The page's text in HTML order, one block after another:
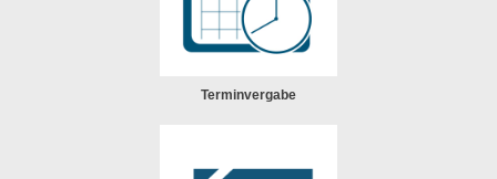
Terminvergabe